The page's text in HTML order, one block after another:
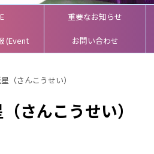
重要なお知らせ
(Event お問い合わせ
（さんこうせい）
さんこうせい）